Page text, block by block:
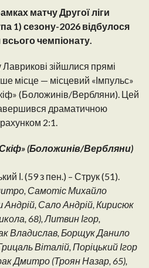
матчу Другої ліги
1) сезону-2026 відбулося
чемпіонату.
Лаврикові зійшлися прямі
місце — місцевий «Імпульс»
(Боложинів/Вербляни). Цей
драматичною
2:1.
(Боложинів/Вербляни)
І. (59 з пен.) – Струк (51).
Самотіс Михайло
Андрій, Сало Андрій, Кирисюк
68), Литвин Ігор,
Владислав, Борщук Данило
Віталій, Поріцький Ігор
Дмитро (Троян Назар, 65),